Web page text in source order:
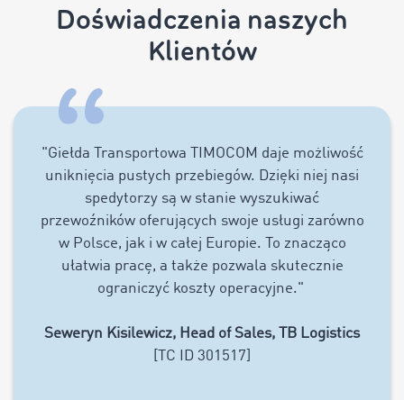
Doświadczenia naszych
Klientów
"Giełda Transportowa TIMOCOM daje możliwość
uniknięcia pustych przebiegów. Dzięki niej nasi
spedytorzy są w stanie wyszukiwać
przewoźników oferujących swoje usługi zarówno
w Polsce, jak i w całej Europie. To znacząco
ułatwia pracę, a także pozwala skutecznie
ograniczyć koszty operacyjne."
Seweryn Kisilewicz, Head of Sales, TB Logistics
[TC ID 301517]